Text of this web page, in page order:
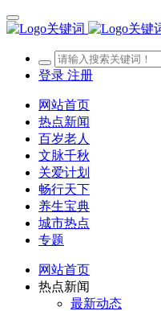
登录 注册
网站首页
热点新闻
百岁老人
文脉千秋
关爱计划
畅行天下
养生宝典
城市热点
专题
网站首页
热点新闻
最新动态